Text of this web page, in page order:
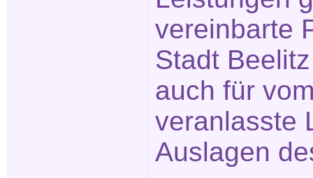
vereinbarte
Stadt
auch für
veranlasste
Auslagen